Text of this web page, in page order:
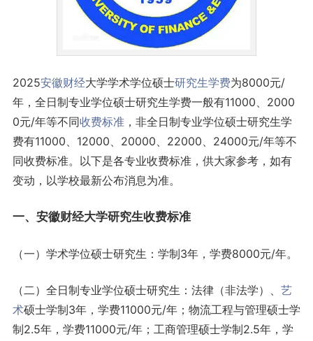
2025安徽财经大学学术学位硕士研究生学费为8000元/
年，全日制专业学位硕士研究生学费一般有11000、2000
0元/年等不同收费标准，非全日制专业学位硕士研究生学
费有11000、12000、20000、22000、24000元/年等不
同收费标准。以下是各专业收费标准，供大家参考，如有
变动，以学校最新公布消息为准。
一、安徽财经大学研究生收费标准
（一）学术学位硕士研究生：学制3年，学费8000元/年。
（二）全日制专业学位硕士研究生：法律（非法学）、 艺
术硕士学制3年，学费11000元/年；物流工程与管理硕士学
制2.5年，学费11000元/年；工商管理硕士学制2.5年，学